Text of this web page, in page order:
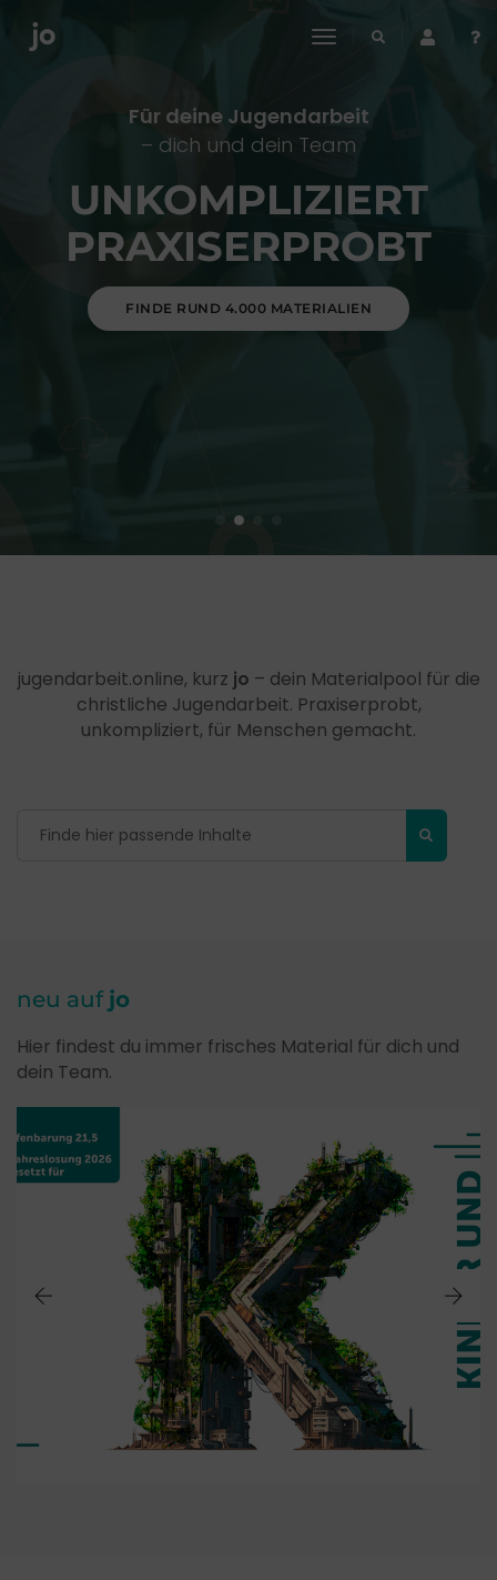
toggle
Für deine Jugendarbeit
– dich und dein Team
UNKOMPLIZIERT
PRAXISERPROBT
FINDE RUND 4.000 MATERIALIEN
jugendarbeit.online, kurz jo – dein Materialpool für die
christliche Jugendarbeit. Praxiserprobt,
unkompliziert, für Menschen gemacht.
neu auf jo
Hier findest du immer frisches Material für dich und
dein Team.